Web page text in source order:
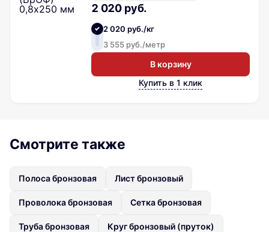
2 020 руб.
2 020 руб./кг
3 555 руб./метр
В корзину
Купить в 1 клик
Смотрите также
Полоса бронзовая Лист бронзовый
Проволока бронзовая Сетка бронзовая
Труба бронзовая Круг бронзовый (пруток)